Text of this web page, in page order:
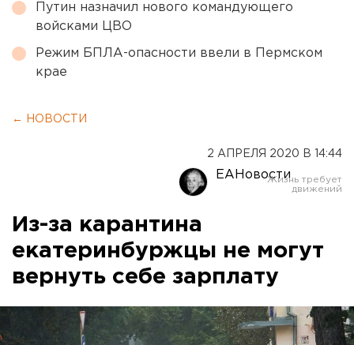
Путин назначил нового командующего
войсками ЦВО
Режим БПЛА-опасности ввели в Пермском
крае
← НОВОСТИ
2 АПРЕЛЯ 2020 В 14:44
ЕАНовости
Из-за карантина
екатеринбуржцы не могут
вернуть себе зарплату